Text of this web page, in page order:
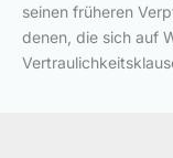
seinen früheren
denen, die sich auf